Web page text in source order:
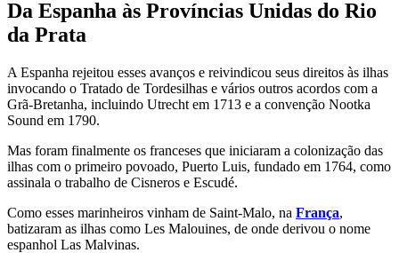
Da Espanha às Províncias Unidas do Rio
da Prata
A Espanha rejeitou esses avanços e reivindicou seus direitos às ilhas
invocando o Tratado de Tordesilhas e vários outros acordos com a
Grã-Bretanha, incluindo Utrecht em 1713 e a convenção Nootka
Sound em 1790.
Mas foram finalmente os franceses que iniciaram a colonização das
ilhas com o primeiro povoado, Puerto Luis, fundado em 1764, como
assinala o trabalho de Cisneros e Escudé.
Como esses marinheiros vinham de Saint-Malo, na França,
batizaram as ilhas como Les Malouines, de onde derivou o nome
espanhol Las Malvinas.